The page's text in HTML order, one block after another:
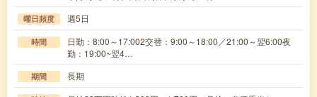
曜日頻度 週5日
時間
日勤：8:00～17:002交替：9:00～18:00／21:00～翌6:00夜
勤：19:00~翌4…
期間 長期